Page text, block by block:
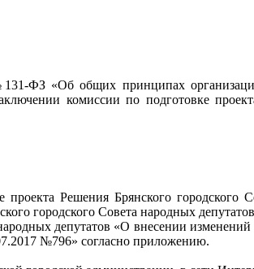
ФЗ «Об общих принципах
комиссии по подготовке
Решения Брянского городского
городского Совета народных
депутатов «О внесении
№796» согласно приложению.